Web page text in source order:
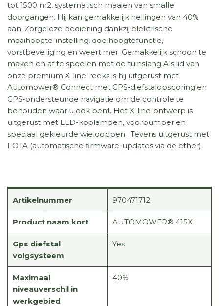
tot 1500 m2, systematisch maaien van smalle
doorgangen. Hij kan gemakkelijk hellingen van 40%
aan. Zorgeloze bediening dankzij elektrische
maaihoogte-instelling, doelhoogtefunctie,
vorstbeveiliging en weertimer. Gemakkelijk schoon te
maken en af te spoelen met de tuinslang.Als lid van
onze premium X-line-reeks is hij uitgerust met
Automower® Connect met GPS-diefstalopsporing en
GPS-ondersteunde navigatie om de controle te
behouden waar u ook bent. Het X-line-ontwerp is
uitgerust met LED-koplampen, voorbumper en
speciaal gekleurde wieldoppen . Tevens uitgerust met
FOTA (automatische firmware-updates via de ether).
Artikelnummer 970471712
Product naam kort AUTOMOWER® 415X
Gps diefstal
volgsysteem
Yes
Maximaal
niveauverschil in
werkgebied
40%